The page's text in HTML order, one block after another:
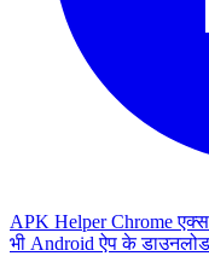
APK Helper Chrome
भी Android ऐप के